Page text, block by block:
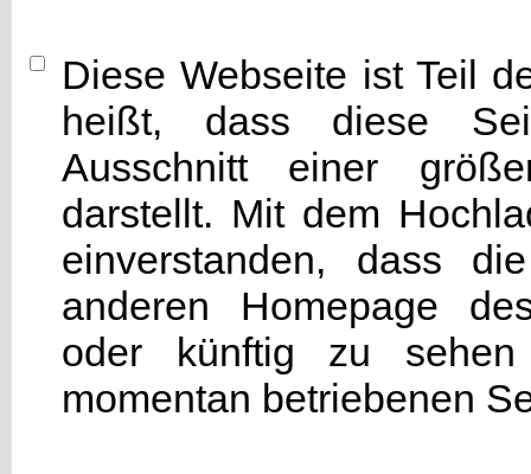
Diese Webseite ist Teil
heißt, dass diese
Ausschnitt einer
darstellt. Mit dem
einverstanden, dass
anderen Homepage
oder künftig zu
momentan betriebenen